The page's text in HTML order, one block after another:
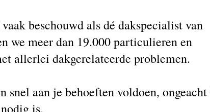
beschouwd als dé dakspecialist van
we meer dan 19.000 particulieren en
allerlei dakgerelateerde problemen.
snel aan je behoeften voldoen,
is.